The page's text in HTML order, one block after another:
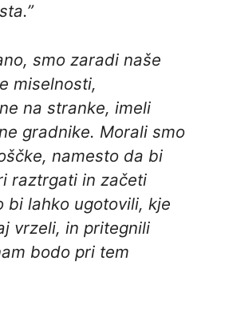
smo zaradi naše
miselnosti,
na stranke, imeli
gradnike. Morali smo
namesto da bi
raztrgati in začeti
bi lahko ugotovili, kje
vrzeli, in pritegnili
bodo pri tem